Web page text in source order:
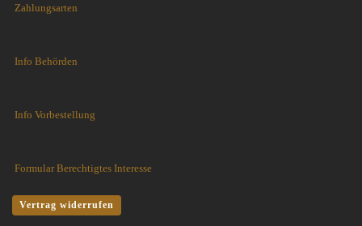
Zahlungsarten
Info Behörden
Info Vorbestellung
Formular Berechtigtes Interesse
Vertrag widerrufen